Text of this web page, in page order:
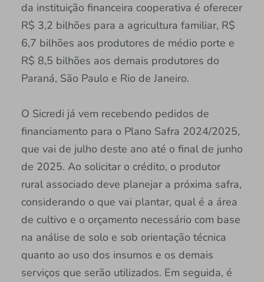
da instituição financeira cooperativa é oferecer
R$ 3,2 bilhões para a agricultura familiar, R$
6,7 bilhões aos produtores de médio porte e
R$ 8,5 bilhões aos demais produtores do
Paraná, São Paulo e Rio de Janeiro.
O Sicredi já vem recebendo pedidos de
financiamento para o Plano Safra 2024/2025,
que vai de julho deste ano até o final de junho
de 2025. Ao solicitar o crédito, o produtor
rural associado deve planejar a próxima safra,
considerando o que vai plantar, qual é a área
de cultivo e o orçamento necessário com base
na análise de solo e sob orientação técnica
quanto ao uso dos insumos e os demais
serviços que serão utilizados. Em seguida, é